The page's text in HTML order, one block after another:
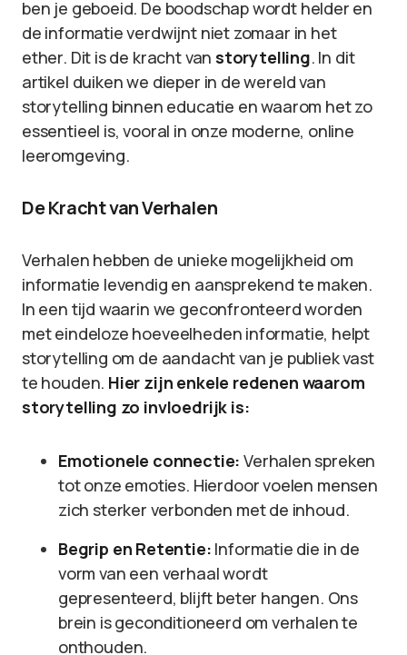
ben je geboeid. De boodschap wordt helder en
de informatie verdwijnt niet zomaar in het
ether. Dit is de kracht van storytelling. In dit
artikel duiken we dieper in de wereld van
storytelling binnen educatie en waarom het zo
essentieel is, vooral in onze moderne, online
leeromgeving.
De Kracht van Verhalen
Verhalen hebben de unieke mogelijkheid om
informatie levendig en aansprekend te maken.
In een tijd waarin we geconfronteerd worden
met eindeloze hoeveelheden informatie, helpt
storytelling om de aandacht van je publiek vast
te houden. Hier zijn enkele redenen waarom
storytelling zo invloedrijk is:
Emotionele connectie: Verhalen spreken
tot onze emoties. Hierdoor voelen mensen
zich sterker verbonden met de inhoud.
Begrip en Retentie: Informatie die in de
vorm van een verhaal wordt
gepresenteerd, blijft beter hangen. Ons
brein is geconditioneerd om verhalen te
onthouden.